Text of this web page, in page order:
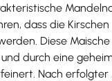
dass die
Diese
durch eine
Nach